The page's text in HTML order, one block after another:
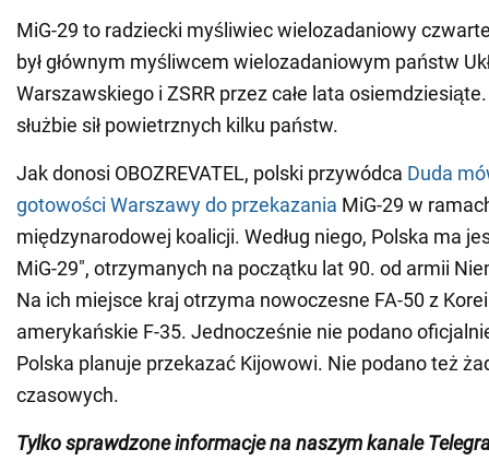
MiG-29 to radziecki myśliwiec wielozadaniowy
był głównym myśliwcem wielozadaniowym państw
Warszawskiego i ZSRR przez całe lata
służbie sił powietrznych kilku państw.
Jak donosi OBOZREVATEL, polski przywódca Duda
gotowości Warszawy do przekazania MiG-29 w
międzynarodowej koalicji. Według niego, Polska ma
MiG-29", otrzymanych na początku lat 90. od armii
Na ich miejsce kraj otrzyma nowoczesne FA-50 z
amerykańskie F-35. Jednocześnie nie podano
Polska planuje przekazać Kijowowi. Nie podano też
czasowych.
Tylkosprawdzone informacje na naszym kanale